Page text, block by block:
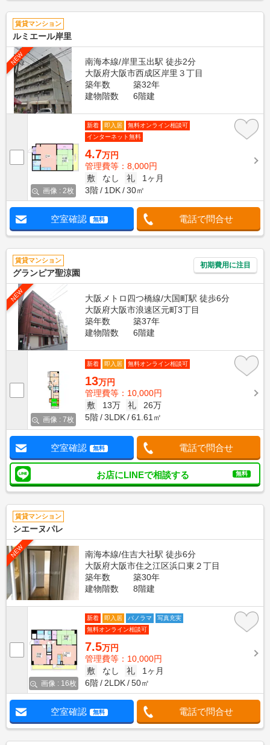
賃貸マンション
ルミエール岸里
NEW
南海本線/岸里玉出駅 徒歩2分
大阪府大阪市西成区岸里３丁目
築年数
築32年
建物階数
6階建
画像 : 2枚
新着 即入居
無料オンライン相談可
インターネット無料
4.7万円
管理費等：8,000円
敷
なし 礼
1ヶ月
3階
1DK 30㎡
空室確認 無料 電話で問合せ
賃貸マンション
グランピア聖涼園
初期費用に注目
NEW
大阪メトロ四つ橋線/大国町駅 徒歩6分
大阪府大阪市浪速区元町3丁目
築年数
築37年
建物階数
6階建
画像 : 7枚
新着 即入居 無料オンライン相談可
13万円
管理費等：10,000円
敷
13万 礼
26万
5階
3LDK 61.61㎡
空室確認 無料 電話で問合せ
お店にLINEで相談する 無料
賃貸マンション
シエーヌパレ
NEW
南海本線/住吉大社駅 徒歩6分
大阪府大阪市住之江区浜口東２丁目
築年数
築30年
建物階数
8階建
画像 : 16枚
新着 即入居 パノラマ
写真充実
無料オンライン相談可
7.5万円
管理費等：10,000円
敷
なし 礼
1ヶ月
6階
2LDK 50㎡
空室確認 無料 電話で問合せ